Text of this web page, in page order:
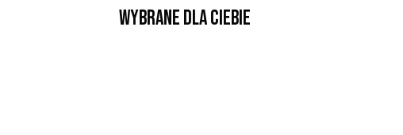
Wybrane dla Ciebie